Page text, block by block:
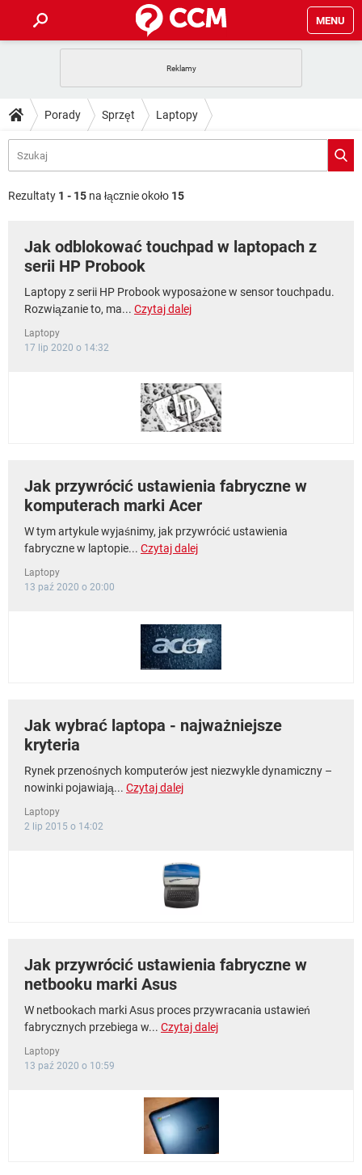
MENU
GRY WHATSAPP
INSTAGRAM FACEBOOK
WINDOWS 10
PORADY
PlayStation TIKTOK
GRY
SPOTIFY
WINDOWS 10
DO POBRANIA
ANDROID TIKTOK
GRY
INSTAGRAM
GRY WHATSAPP
SPOTIFY
INSTAGRAM FACEBOOK
COVID-19
WHATSAPP
SPOTIFY
INSTAGRAM
Porady Sprzęt Laptopy
Rezultaty 1 - 15 na łącznie około 15
Jak odblokować touchpad w laptopach z
serii HP Probook
Laptopy z serii HP Probook wyposażone w sensor touchpadu.
Rozwiązanie to, ma... Czytaj dalej
Laptopy
17 lip 2020 o 14:32
Jak przywrócić ustawienia fabryczne w
komputerach marki Acer
W tym artykule wyjaśnimy, jak przywrócić ustawienia
fabryczne w laptopie... Czytaj dalej
Laptopy
13 paź 2020 o 20:00
Jak wybrać laptopa - najważniejsze
kryteria
Rynek przenośnych komputerów jest niezwykle dynamiczny –
nowinki pojawiają... Czytaj dalej
Laptopy
2 lip 2015 o 14:02
Jak przywrócić ustawienia fabryczne w
netbooku marki Asus
W netbookach marki Asus proces przywracania ustawień
fabrycznych przebiega w... Czytaj dalej
Laptopy
13 paź 2020 o 10:59